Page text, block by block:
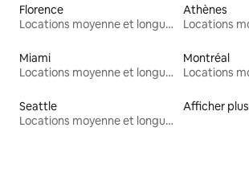
Florence
Locations moyenne et longue durée
Athènes
Miami
Locations moyenne et longue durée
Montréal
Seattle
Locations moyenne et longue durée
Afficher plus